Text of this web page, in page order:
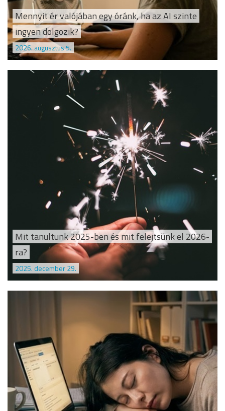
Mennyit ér valójában egy óránk, ha az AI szinte
ingyen dolgozik?
2026. augusztus 5.
Mit tanultunk 2025-ben és mit felejtsünk el 2026-
ra?
2025. december 29.